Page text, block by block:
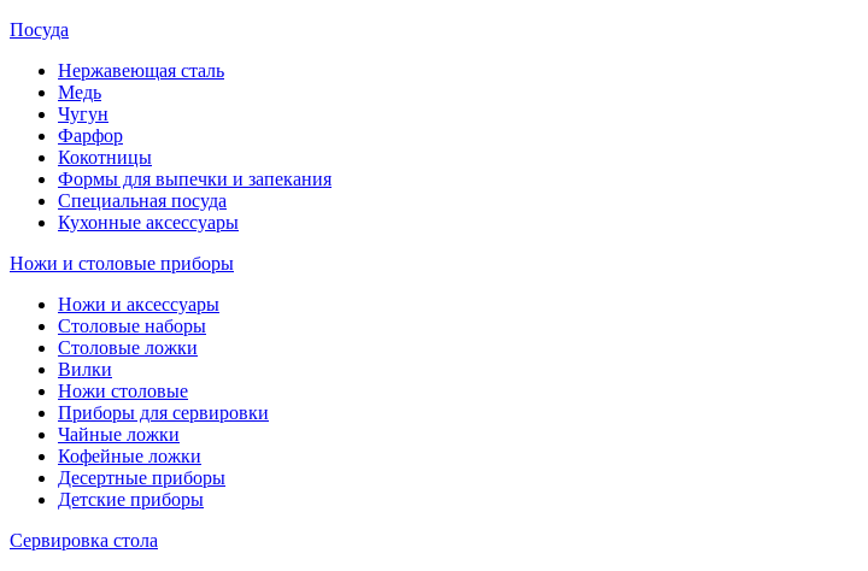
Посуда
Нержавеющая сталь
Медь
Чугун
Фарфор
Кокотницы
Формы для выпечки и запекания
Специальная посуда
Кухонные аксессуары
Ножи и столовые приборы
Ножи и аксессуары
Столовые наборы
Столовые ложки
Вилки
Ножи столовые
Приборы для сервировки
Чайные ложки
Кофейные ложки
Десертные приборы
Детские приборы
Сервировка стола